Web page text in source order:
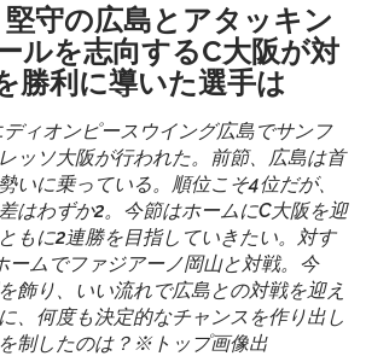
堅守の広島とアタッキン
ルを志向するC大阪が対
勝利に導いた選手は
ィオンピースウイング広島でサンフ
ッソ大阪が行われた。前節、広島は首
いに乗っている。順位こそ4位だが、
はわずか2。今節はホームにC大阪を迎
もに2連勝を目指していきたい。対す
ームでファジアーノ岡山と対戦。今
飾り、いい流れで広島との対戦を迎え
、何度も決定的なチャンスを作り出し
制したのは？※トップ画像出